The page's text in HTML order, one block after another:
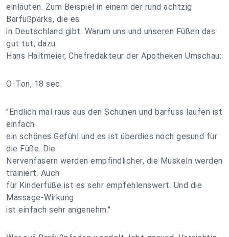
einläuten. Zum Beispiel in einem der rund achtzig
Barfußparks, die es
in Deutschland gibt. Warum uns und unseren Füßen das
gut tut, dazu
Hans Haltmeier, Chefredakteur der Apotheken Umschau:
O-Ton, 18 sec.
"Endlich mal raus aus den Schuhen und barfuss laufen ist
einfach
ein schönes Gefühl und es ist überdies noch gesund für
die Füße. Die
Nervenfasern werden empfindlicher, die Muskeln werden
trainiert. Auch
für Kinderfüße ist es sehr empfehlenswert. Und die
Massage-Wirkung
ist einfach sehr angenehm."